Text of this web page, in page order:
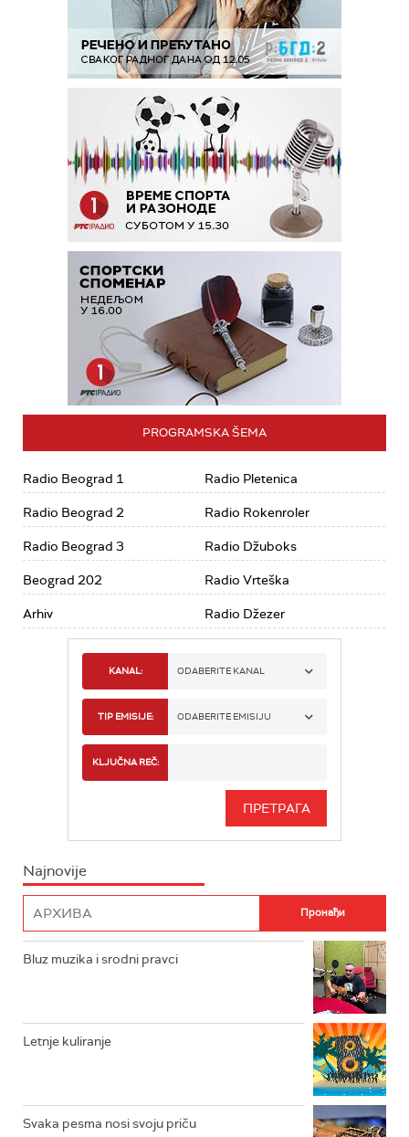
PROGRAMSKA ŠEMA
Radio Beograd 1
Radio Beograd 2
Radio Beograd 3
Beograd 202
Arhiv
Radio Pletenica
Radio Rokenroler
Radio Džuboks
Radio Vrteška
Radio Džezer
KANAL: ODABERITE KANAL
RADIO BEOGRAD 1
RADIO BEOGRAD 3
RADIO ROKENROLER
RADIO DŽEZER
TIP EMISIJE: ODABERITE EMISIJU
INFO
KLJUČNA REČ:
Najnovije
Bluz muzika i srodni pravci
Letnje kuliranje
Svaka pesma nosi svoju priču